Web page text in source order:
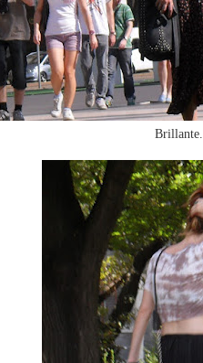
Brillante.